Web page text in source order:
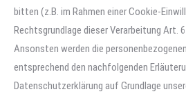
bitten (z.B. im Rahmen einer Cookie-
Rechtsgrundlage dieser Verarbeitung Art. 6
Ansonsten werden die
entsprechend den nachfolgenden
Datenschutzerklärung auf Grundlage